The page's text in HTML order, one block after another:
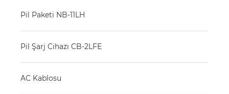
Pil Paketi NB-11LH
Pil Şarj Cihazı CB-2LFE
AC Kablosu